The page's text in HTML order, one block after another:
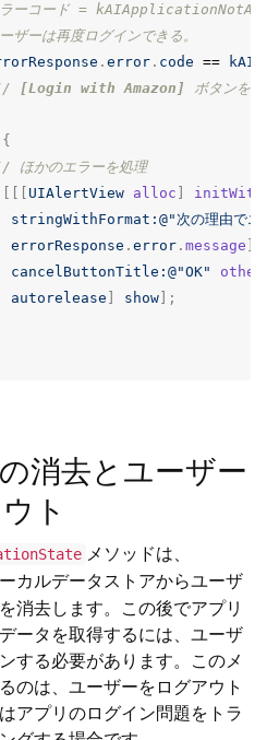
ーコード =
ーは再度ログインできる。
. error . code ==
[Login with Amazon]
ボタンを
{
ほかのエラーを処理
UIAlertView alloc
stringWithFormat: @"次の理由で
errorResponse . error . message
cancelButtonTitle: @"OK"
autorelease
show ];
消去とユーザー
ト
メソッドは、
カルデータストアからユーザ
消去します。この後でアプリ
ータを取得するには、ユーザ
する必要があります。このメ
のは、ユーザーをログアウト
アプリのログイン問題をトラ